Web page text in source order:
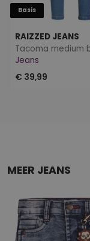
Basis
RAIZZED JEANS
Jeans
€ 39,99
MEER JEANS